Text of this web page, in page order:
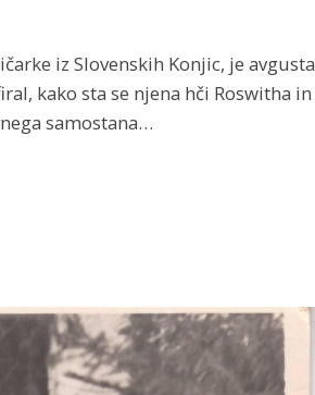
iz Slovenskih Konjic, je avgusta
kako sta se njena hči Roswitha in
samostana…